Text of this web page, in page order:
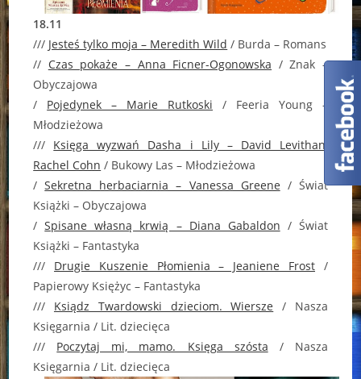
18.11
/// Jesteś tylko moja – Meredith Wild / Burda – Romans
// Czas pokaże – Anna Ficner-Ogonowska / Znak –
Obyczajowa
/ Pojedynek – Marie Rutkoski / Feeria Young –
Młodzieżowa
/// Księga wyzwań Dasha i Lily – David Levithan,
Rachel Cohn / Bukowy Las – Młodzieżowa
/Sekretna herbaciarnia – Vanessa Greene / Świat
Książki – Obyczajowa
/Spisane własną krwią – Diana Gabaldon / Świat
Książki – Fantastyka
/// Drugie Kuszenie Płomienia – Jeaniene Frost /
Papierowy Księżyc – Fantastyka
/// Ksiądz Twardowski dzieciom. Wiersze / Nasza
Księgarnia / Lit. dziecięca
/// Poczytaj mi, mamo. Księga szósta / Nasza
Księgarnia / Lit. dziecięca